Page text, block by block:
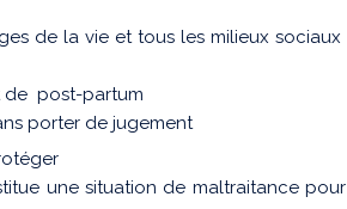
de la vie et tous les milieux sociaux
de post-partum
porter de jugement
une situation de maltraitance pour